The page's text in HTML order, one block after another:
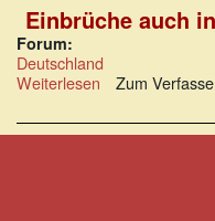
Einbrüche auch
Forum:
Deutschland
Weiterlesen über
und
Zum